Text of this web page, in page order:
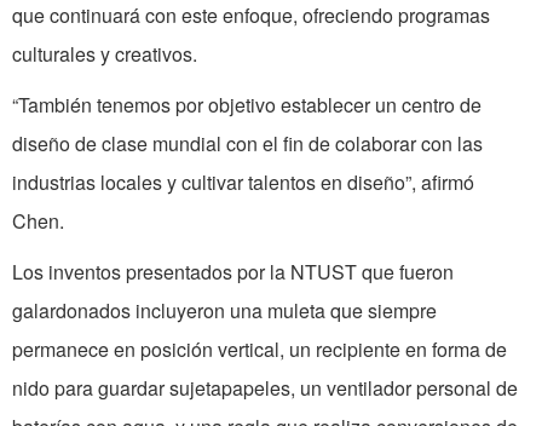
que continuará con este enfoque, ofreciendo programas
culturales y creativos.
“También tenemos por objetivo establecer un centro de
diseño de clase mundial con el fin de colaborar con las
industrias locales y cultivar talentos en diseño”, afirmó
Chen.
Los inventos presentados por la NTUST que fueron
galardonados incluyeron una muleta que siempre
permanece en posición vertical, un recipiente en forma de
nido para guardar sujetapapeles, un ventilador personal de